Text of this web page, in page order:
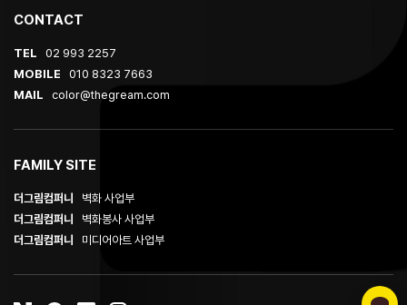
CONTACT
TEL
02 993 2257
MOBILE
010 8323 7663
MAIL
color@thegream.com
FAMILY SITE
더그림컴퍼니
벽화 사업부
더그림컴퍼니
벽화봉사 사업부
더그림컴퍼니
미디어아트 사업부